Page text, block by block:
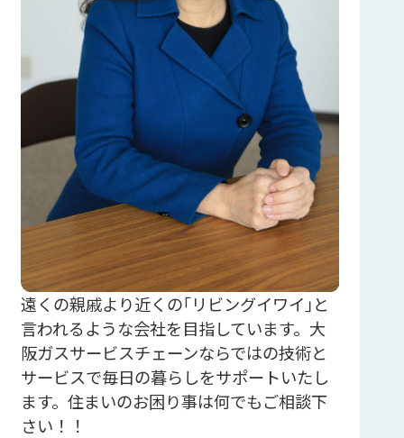
遠くの親戚より近くの｢リビングイワイ｣と
言われるような会社を目指しています。大
阪ガスサービスチェーンならではの技術と
サービスで毎日の暮らしをサポートいたし
ます。住まいのお困り事は何でもご相談下
さい！！